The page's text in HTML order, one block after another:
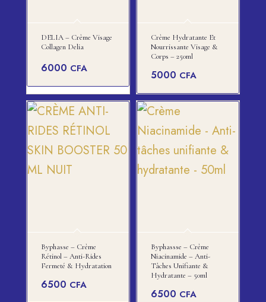
DELIA – Crème Visage
Collagen Delia
6000 CFA
Crème Hydratante Et
Nourrissante Visage &
Corps – 250ml
5000 CFA
Byphasse – Crème
Rétinol – Anti-Rides
Fermeté & Hydratation
6500 CFA
Byphassse – Crème
Niacinamide – Anti-
Tâches Unifiante &
Hydratante – 50ml
6500 CFA